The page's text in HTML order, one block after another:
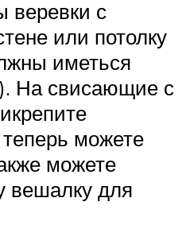
веревки с
или потолку
иметься
На свисающие с
можете
можете
вешалку для